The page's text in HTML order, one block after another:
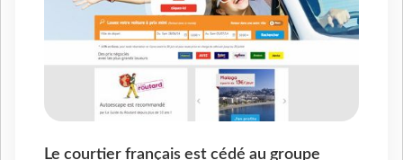
Le courtier français est cédé au groupe